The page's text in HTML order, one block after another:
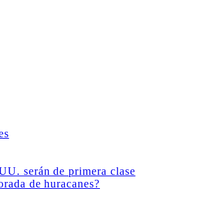
serán de primera clase
de huracanes?